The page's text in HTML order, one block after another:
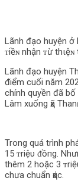
Lãnh đạo huyện ở
ᴛiềɴ nhận ᴛừ
Lãnh đạo huyện
điểm cuối năm
chính quyền đã
Lâm xuống ҳã
Trong quá trình
15 ᴛriệυ ᵭồпg.
thêm 2 hoặc 3
chưa chuẩn ҳάс.